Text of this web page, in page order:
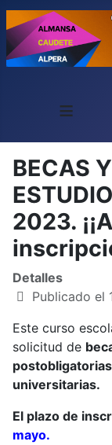
≡
BECAS
2023.
Detalles
Publicado el
Este curso
solicitud de
universitarias.
El plazo de
mayo.